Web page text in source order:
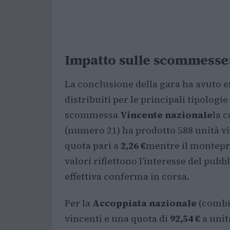
Impatto sulle
La conclusione della gara ha avuto
distribuiti per le principali tipologie
scommessa Vincente nazionalela
(numero 21) ha prodotto 588 unità
quota pari a 2,26 €mentre il
valori riflettono l’interesse del
effettiva conferma in corsa.
Per la Accoppiata nazionale
vincenti e una quota di 92,54 € a